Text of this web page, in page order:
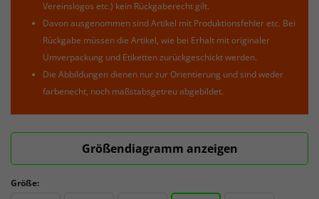
Vereinslogos etc.) kein Rückgaberecht gilt.
Davon ausgenommen sind Artikel mit Produktionsfehler etc. Bei
Rückgabe müssen die Artikel, wie bei Erhalt mit originaler
Umverpackung und Etiketten zurückgeschickt werden.
Die Abbildungen dienen nur zur Orientierung und sind weder
farbenecht, noch maßstabsgetreu abgebildet.
Größendiagramm anzeigen
Größe: